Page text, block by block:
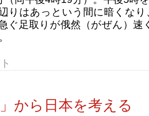
りはあっという間に暗くな
ぐ足取りが俄然（がぜん）
」から日本を考える